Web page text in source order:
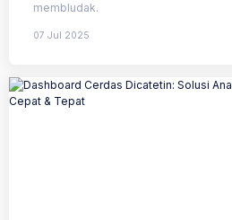
membludak.
07 Jul 2025